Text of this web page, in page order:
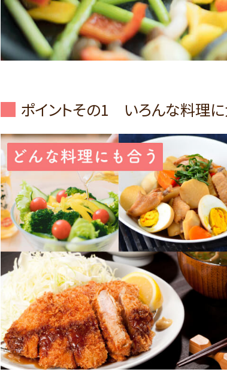
ポイントその1 いろんな料理